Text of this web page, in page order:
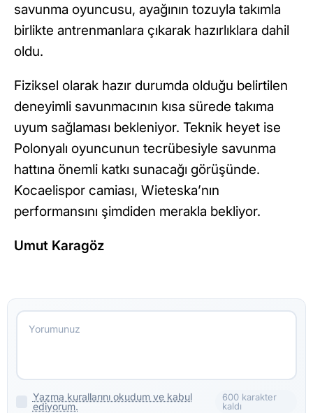
savunma oyuncusu, ayağının tozuyla takımla
birlikte antrenmanlara çıkarak hazırlıklara dahil
oldu.
Fiziksel olarak hazır durumda olduğu belirtilen
deneyimli savunmacının kısa sürede takıma
uyum sağlaması bekleniyor. Teknik heyet ise
Polonyalı oyuncunun tecrübesiyle savunma
hattına önemli katkı sunacağı görüşünde.
Kocaelispor camiası, Wieteska’nın
performansını şimdiden merakla bekliyor.
Umut Karagöz
Yazma kurallarını okudum ve kabul
ediyorum.
600 karakter
kaldı